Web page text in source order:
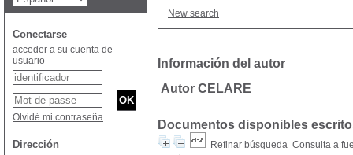
New search
Información del autor
Autor CELARE
Documentos disponibles
Refinar búsqueda Consulta a
Conectarse
acceder a su cuenta de
usuario
Olvidé mi contraseña
Dirección